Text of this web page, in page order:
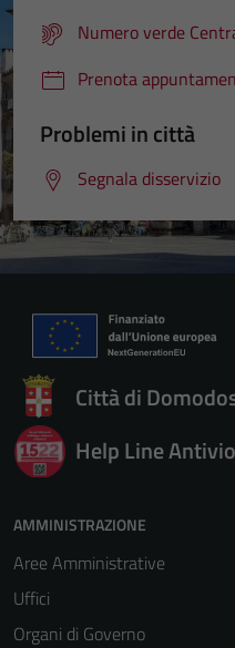
Numero verde
Prenota
Problemi in città
Segnala disservizio
Città di
Help Line
AMMINISTRAZIONE
Aree Amministrative
Uffici
Organi di Governo